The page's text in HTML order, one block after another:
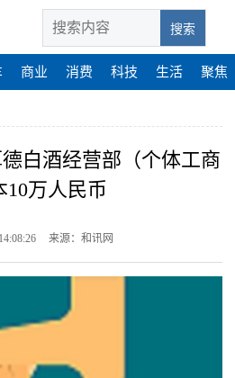
搜索
商业 消费 科技 生活 聚焦
白酒经营部（个体工商
10万人民币
来源：和讯网